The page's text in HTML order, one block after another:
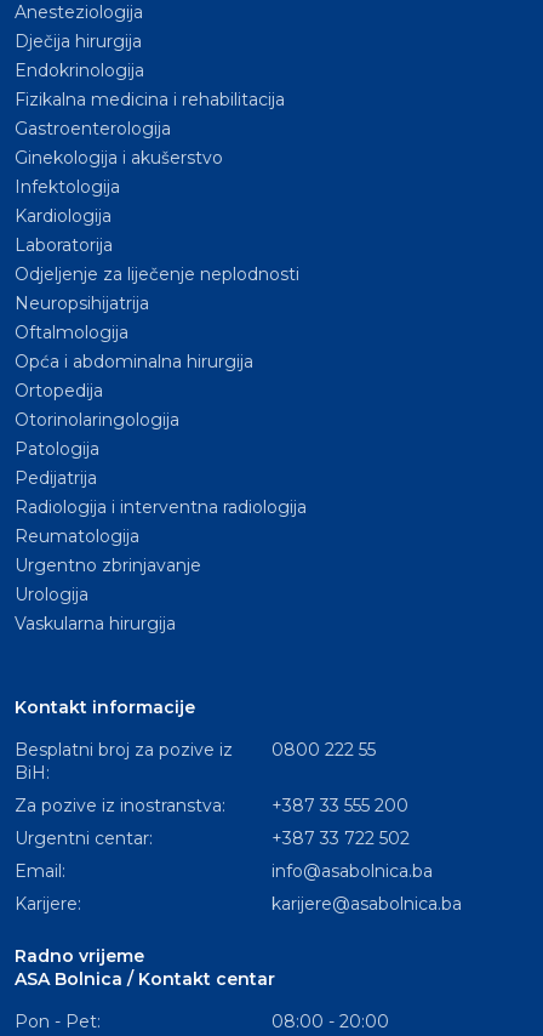
Anesteziologija
Dječija hirurgija
Endokrinologija
Fizikalna medicina i rehabilitacija
Gastroenterologija
Ginekologija i akušerstvo
Infektologija
Kardiologija
Laboratorija
Odjeljenje za liječenje neplodnosti
Neuropsihijatrija
Oftalmologija
Opća i abdominalna hirurgija
Ortopedija
Otorinolaringologija
Patologija
Pedijatrija
Radiologija i interventna radiologija
Reumatologija
Urgentno zbrinjavanje
Urologija
Vaskularna hirurgija
Kontakt informacije
Besplatni broj za pozive iz
BiH:
0800 222 55
Za pozive iz inostranstva:
+387 33 555 200
Urgentni centar:
+387 33 722 502
Email:
info@asabolnica.ba
Karijere:
karijere@asabolnica.ba
Radno vrijeme
ASA Bolnica / Kontakt centar
Pon - Pet:
08:00 - 20:00